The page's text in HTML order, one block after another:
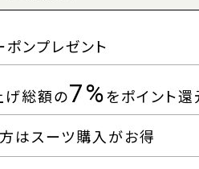
ポンプレゼント
げ総額の7%をポイント還
はスーツ購入がお得